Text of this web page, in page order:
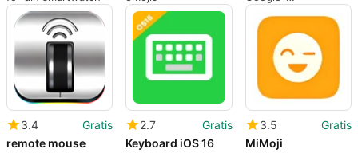
tangentbordsappen
3.4
Gratis
remote mouse
2.7
Gratis
Keyboard iOS 16
3.5
Gratis
MiMoji